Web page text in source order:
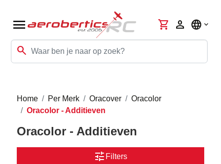
menu
search
shopping_cart person language
Home Per Merk Oracover
Oracolor
Oracolor - Additieven
Oracolor - Additieven
tune Filters